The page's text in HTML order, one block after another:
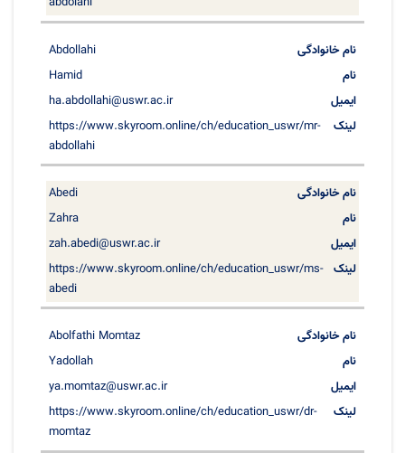
Abdollahi
Hamid
ha.abdollahi@uswr.ac.ir
https://www.skyroom.online/ch/education_uswr/mr-
abdollahi
Abedi
Zahra
zah.abedi@uswr.ac.ir
https://www.skyroom.online/ch/education_uswr/ms-
abedi
Abolfathi Momtaz
Yadollah
ya.momtaz@uswr.ac.ir
https://www.skyroom.online/ch/education_uswr/dr-
momtaz